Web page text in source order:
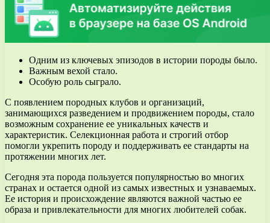
Одним из ключевых эпизодов в истории породы было.
Важным вехой стало.
Особую роль сыграло.
С появлением породных клубов и организаций,
занимающихся разведением и продвижением породы, стало
возможным сохранение ее уникальных качеств и
характеристик. Селекционная работа и строгий отбор
помогли укрепить породу и поддерживать ее стандарты на
протяжении многих лет.
Сегодня эта порода пользуется популярностью во многих
странах и остается одной из самых известных и узнаваемых.
Ее история и происхождение являются важной частью ее
образа и привлекательности для многих любителей собак.